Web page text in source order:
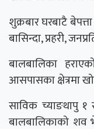
शुक्रबार घरबाटै
बासिन्दा, प्रहरी,
बालबालिका
आसपासका क्षेत्रमा
साविक च्याङथापु १
बालबालिकाको शव